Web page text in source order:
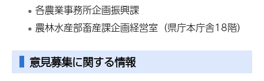
各農業事務所企画振興課
農林水産部畜産課企画経営室（県庁本庁舎18階）
意見募集に関する情報